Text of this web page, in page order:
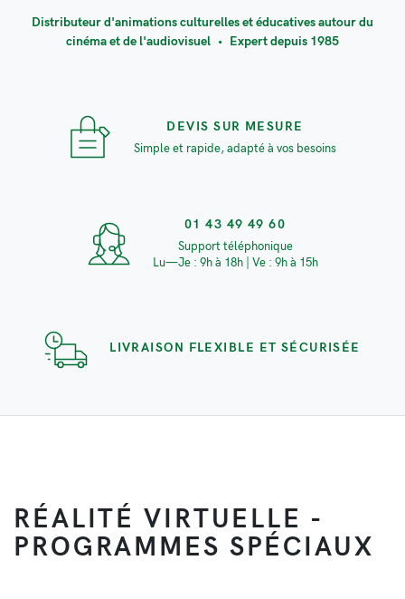
Distributeur d'animations culturelles et éducatives autour du
cinéma et de l'audiovisuel • Expert depuis 1985
DEVIS SUR MESURE
Simple et rapide, adapté à vos besoins
01 43 49 49 60
Support téléphonique
Lu—Je : 9h à 18h | Ve : 9h à 15h
LIVRAISON FLEXIBLE ET SÉCURISÉE
RÉALITÉ VIRTUELLE -
PROGRAMMES SPÉCIAUX